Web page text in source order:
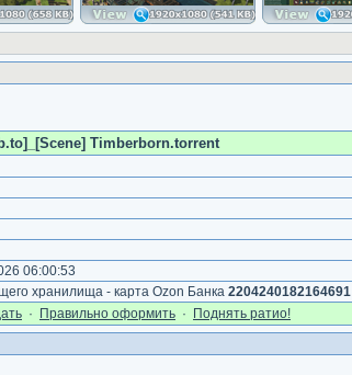
Timberborn.torrent
06:00:53
хранилища - карта Ozon Банка 2204240182164691
· Правильно оформить · Поднять ратио!